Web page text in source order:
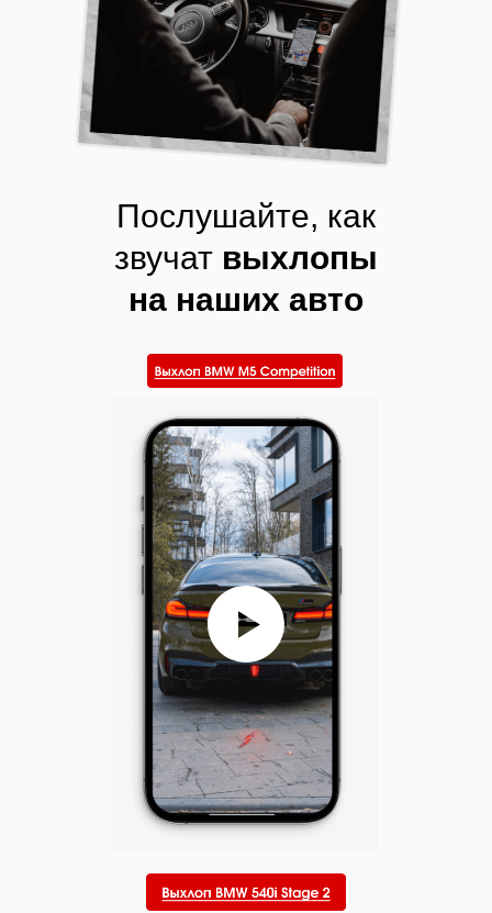
Послушайте, как
звучат выхлопы
на наших авто